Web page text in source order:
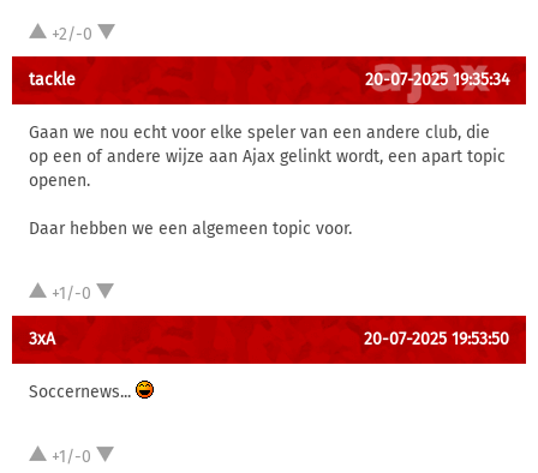
+2/-0
tackle 20-07-2025 19:35:34
Gaan we nou echt voor elke speler van een andere club, die
op een of andere wijze aan Ajax gelinkt wordt, een apart topic
openen.
Daar hebben we een algemeen topic voor.
+1/-0
3xA 20-07-2025 19:53:50
Soccernews...
+1/-0